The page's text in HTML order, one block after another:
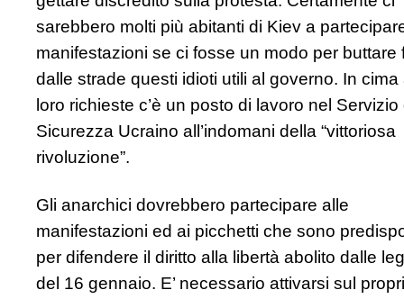
sarebbero molti più abitanti di Kiev a
manifestazioni se ci fosse un modo per buttare
dalle strade questi idioti utili al governo. In cima
loro richieste c’è un posto di lavoro nel Servizio
Sicurezza Ucraino all’indomani della “vittoriosa
rivoluzione”.
Gli anarchici dovrebbero partecipare alle
manifestazioni ed ai picchetti che sono
per difendere il diritto alla libertà abolito dalle
del 16 gennaio. E’ necessario attivarsi sul